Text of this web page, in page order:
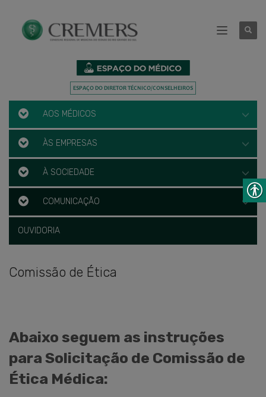
AOS MÉDICOS
ÀS EMPRESAS
À SOCIEDADE
COMUNICAÇÃO
OUVIDORIA
Comissão de Ética
Abaixo seguem as instruções
para Solicitação de Comissão de
Ética Médica: